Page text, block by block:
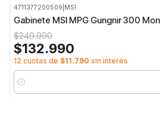
4711377200509 MSI
Gabinete MSI MPG Gungnir 300
$249.990
$132.990
12 cuotas de $11.790 sin interés
Cantidad